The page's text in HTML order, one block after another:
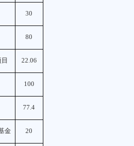
30
80
22.06
100
77.4
金 20